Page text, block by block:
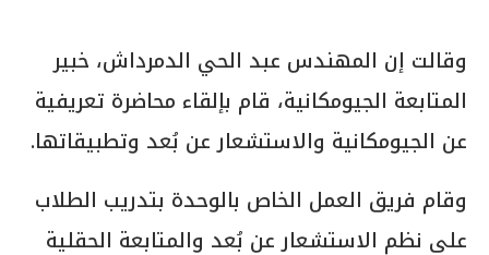
‏وقالت إن المهندس عبد الحي الدمرداش، خبير
المتابعة الجيومكانية، قام بإلقاء محاضرة تعريفية
عن الجيومكانية والاستشعار عن بُعد وتطبيقاتها.
وقام فريق العمل الخاص بالوحدة بتدريب الطلاب
على نظم الاستشعار عن بُعد والمتابعة الحقلية